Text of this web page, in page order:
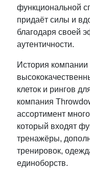
функциональной
придаёт силы и
благодаря своей
аутентичности.
История компании
клеток и рингов
компания
ассортимент
который входят
тренажёры,
тренировок,
единоборств.